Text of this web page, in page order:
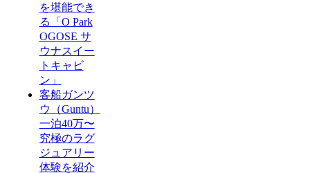
を堪能でき
る「O Park
OGOSE サ
ウナスイー
トキャビ
ン」
客船ガンツ
ウ（Guntu）
一泊40万〜
究極のラグ
ジュアリー
体験を紹介